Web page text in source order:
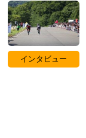
インタビュー